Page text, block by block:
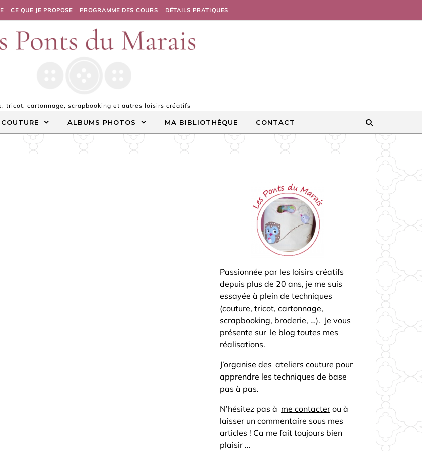
CE QUE JE PROPOSE PROGRAMME DES COURS DÉTAILS PRATIQUES
tricot, cartonnage, scrapbooking et autres loisirs créatifs
ALBUMS PHOTOS MA BIBLIOTHÈQUE CONTACT
Passionnée par les loisirs créatifs
depuis plus de 20 ans, je me suis
essayée à plein de techniques
(couture, tricot, cartonnage,
scrapbooking, broderie, …). Je vous
présente sur le blog toutes mes
réalisations.
J’organise des ateliers couture pour
apprendre les techniques de base
pas à pas.
N’hésitez pas à me contacter ou à
laisser un commentaire sous mes
articles ! Ca me fait toujours bien
plaisir …